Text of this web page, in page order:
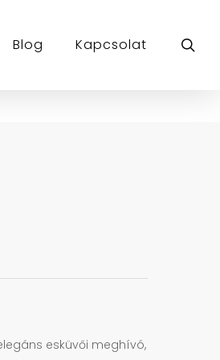
Blog Kapcsolat
esküvői meghívó,